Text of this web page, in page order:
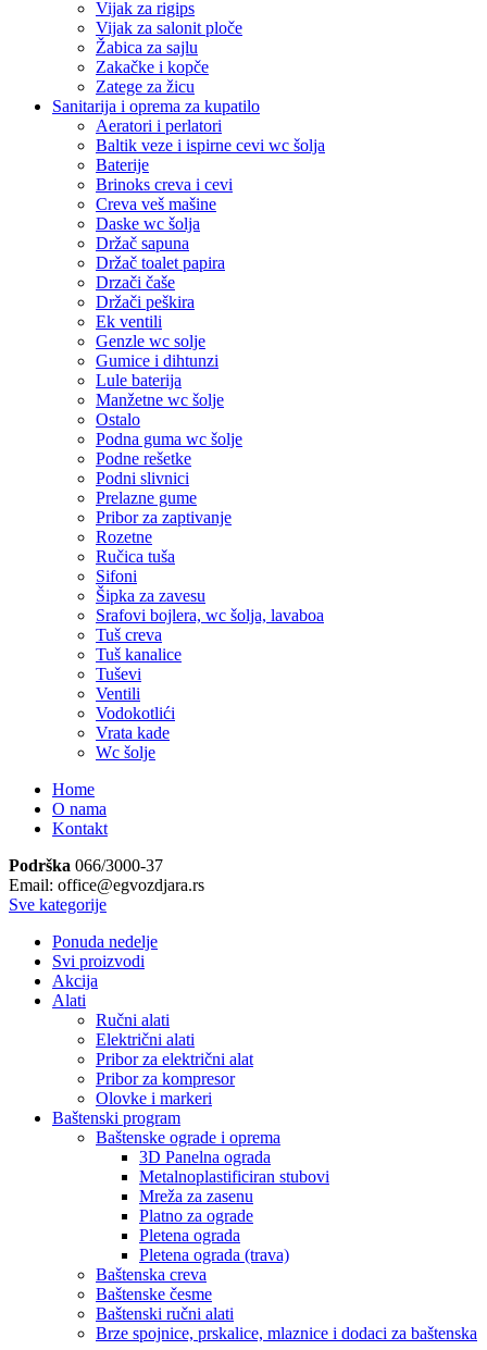
Vijak za rigips
Vijak za salonit ploče
Žabica za sajlu
Zakačke i kopče
Zatege za žicu
Sanitarija i oprema za kupatilo
Aeratori i perlatori
Baltik veze i ispirne cevi wc šolja
Baterije
Brinoks creva i cevi
Creva veš mašine
Daske wc šolja
Držač sapuna
Držač toalet papira
Drzači čaše
Držači peškira
Ek ventili
Genzle wc solje
Gumice i dihtunzi
Lule baterija
Manžetne wc šolje
Ostalo
Podna guma wc šolje
Podne rešetke
Podni slivnici
Prelazne gume
Pribor za zaptivanje
Rozetne
Ručica tuša
Sifoni
Šipka za zavesu
Srafovi bojlera, wc šolja, lavaboa
Tuš creva
Tuš kanalice
Tuševi
Ventili
Vodokotlići
Vrata kade
Wc šolje
Home
O nama
Kontakt
Podrška 066/3000-37
Email: office@egvozdjara.rs
Sve kategorije
Ponuda nedelje
Svi proizvodi
Akcija
Alati
Ručni alati
Električni alati
Pribor za električni alat
Pribor za kompresor
Olovke i markeri
Baštenski program
Baštenske ograde i oprema
3D Panelna ograda
Metalnoplastificiran stubovi
Mreža za zasenu
Platno za ograde
Pletena ograda
Pletena ograda (trava)
Baštenska creva
Baštenske česme
Baštenski ručni alati
Brze spojnice, prskalice, mlaznice i dodaci za baštenska